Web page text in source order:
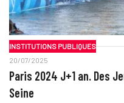
INSTITUTIONS PUBLIQUES
20/07/2025
Paris 2024 J+1 an. Des
Seine